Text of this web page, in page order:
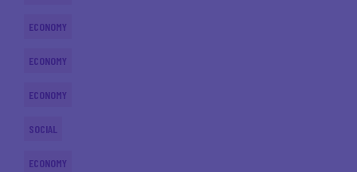
ECONOMY
ECONOMY
ECONOMY
SOCIAL
ECONOMY